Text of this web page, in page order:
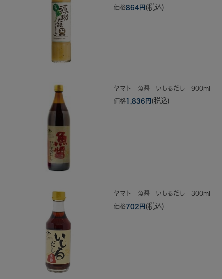
価格864円 (税込)
ヤマト 魚醤 いしるだし 900ml
価格1,836円 (税込)
ヤマト 魚醤 いしるだし 300ml
価格702円 (税込)